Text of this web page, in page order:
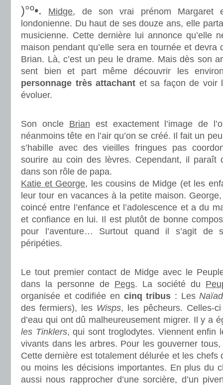
)°º•. Midge, de son vrai prénom Margaret
londonienne. Du haut de ses douze ans, elle
musicienne. Cette dernière lui annonce qu’elle
maison pendant qu’elle sera en tournée et devra
Brian. Là, c’est un peu le drame. Mais dès son
sent bien et part même découvrir les
personnage très attachant et sa façon de voir
évoluer.
Son oncle Brian est exactement l’image de
néanmoins tête en l’air qu’on se créé. Il fait un
s’habille avec des vieilles fringues pas
sourire au coin des lèvres. Cependant, il paraît
dans son rôle de papa.
Katie et George, les cousins de Midge (et les
leur tour en vacances à la petite maison.
coincé entre l’enfance et l’adolescence et a du
et confiance en lui. Il est plutôt de bonne
pour l’aventure… Surtout quand il s’agit de
péripéties.
Le tout premier contact de Midge avec le
dans la personne de Pegs. La société du
organisée et codifiée en cinq tribus : Les
des fermiers), les Wisps, les pêcheurs. Celles-
d’eau qui ont dû malheureusement migrer. Il y a
les Tinklers, qui sont troglodytes. Viennent enfin
vivants dans les arbres. Pour les gouverner
Cette dernière est totalement délurée et les chefs
ou moins les décisions importantes. En plus du
aussi nous rapprocher d’une sorcière, d’un